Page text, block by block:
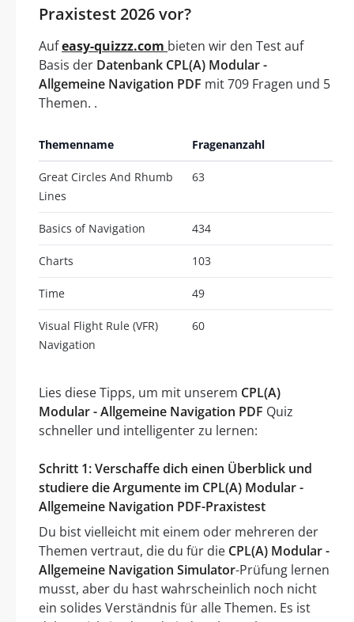
Praxistest 2026 vor?
Aufeasy-quizzz.com bieten wir den Test auf
Basis der Datenbank CPL(A) Modular -
Allgemeine Navigation PDF mit 709 Fragen und 5
Themen. .
Themenname Fragenanzahl
Great Circles And Rhumb
Lines
63
Basics of Navigation 434
Charts 103
Time 49
Visual Flight Rule (VFR)
Navigation
60
Lies diese Tipps, um mit unserem CPL(A)
Modular - Allgemeine Navigation PDF Quiz
schneller und intelligenter zu lernen:
Schritt 1: Verschaffe dich einen Überblick und
studiere die Argumente im CPL(A) Modular -
Allgemeine Navigation PDF-Praxistest
Du bist vielleicht mit einem oder mehreren der
Themen vertraut, die du für die CPL(A) Modular -
Allgemeine Navigation Simulator-Prüfung lernen
musst, aber du hast wahrscheinlich noch nicht
ein solides Verständnis für alle Themen. Es ist